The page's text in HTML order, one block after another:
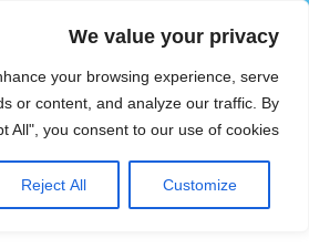
We value your privacy
your browsing experience, serve
or content, and analyze our traffic. By
All", you consent to our use of cookies.
Customize
Reject All
הוטצימר
תגית:דילים לים המלח